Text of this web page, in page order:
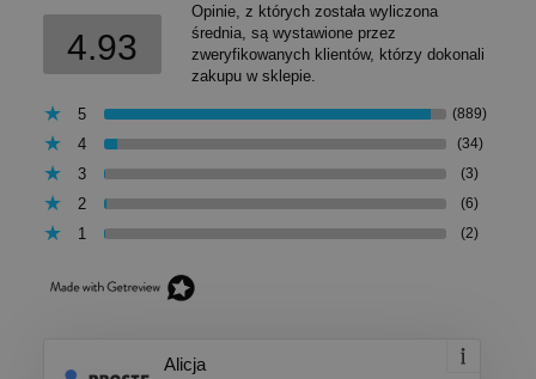
4.93
Opinie, z których została wyliczona
średnia, są wystawione przez
zweryfikowanych klientów, którzy dokonali
zakupu w sklepie.
5 (889)
4 (34)
3 (3)
2 (6)
1 (2)
Alicja